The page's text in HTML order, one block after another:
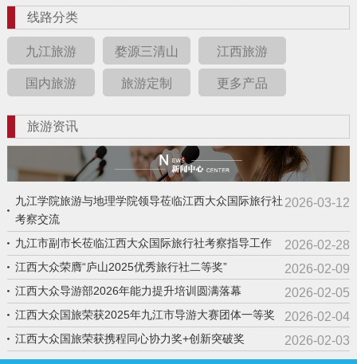
线路分类
九江旅游 婺源三清山 江西旅游
国内旅游 旅游定制 更多产品
旅游资讯
2026-03-12
九江学院旅游与地理学院领导莅临江西大众国际旅行社
考察交流
2026-02-28
九江市副市长莅临江西大众国际旅行社考察指导工作
2026-02-09
江西大众荣膺“庐山2025优秀旅行社二等奖”
2026-02-05
江西大众导游部2026年能力提升培训圆满落幕
2026-02-04
江西大众国旅荣获2025年九江市导游大赛团体一等奖
2026-02-03
江西大众国旅荣获携程同心协力奖+创新突破奖